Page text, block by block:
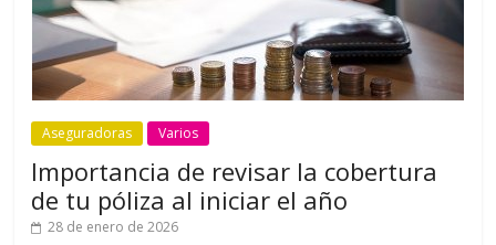
Aseguradoras Varios
Importancia de revisar la cobertura
de tu póliza al iniciar el año
28 de enero de 2026